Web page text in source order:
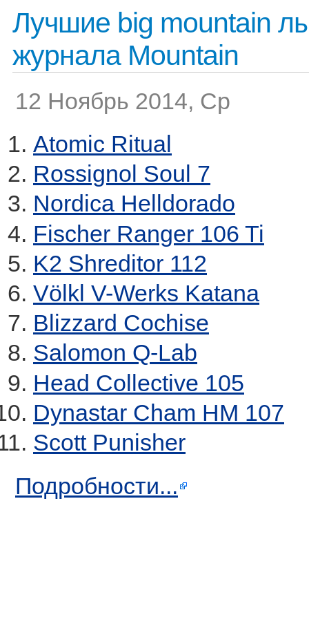
Лучшие big mountain
журнала Mountain
12 Ноябрь 2014, Ср
Atomic Ritual
Rossignol Soul 7
Nordica Helldorado
Fischer Ranger 106 Ti
K2 Shreditor 112
Völkl V-Werks Katana
Blizzard Cochise
Salomon Q-Lab
Head Collective 105
Dynastar Cham HM 107
Scott Punisher
Подробности...